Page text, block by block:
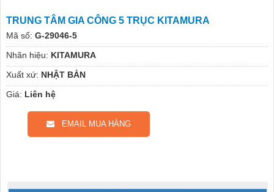
TRUNG TÂM GIA CÔNG 5 TRỤC KITAMURA
Mã số: G-29046-5
Nhãn hiệu: KITAMURA
Xuất xứ: NHẬT BẢN
Giá: Liên hệ
EMAIL MUA HÀNG